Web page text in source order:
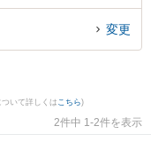
でお困りの相談者さんにお
変更
いて詳しくは こちら)
2件中 1-2件を表示